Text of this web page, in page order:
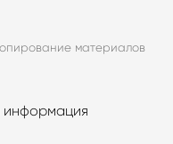
материалов
информация